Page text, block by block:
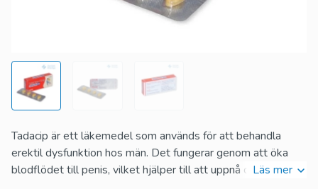
Tadacip är ett läkemedel som används för att behandla
erektil dysfunktion hos män. Det fungerar genom att öka
blodflödet till penis, vilket hjälper till att uppnå och behålla
Läs mer